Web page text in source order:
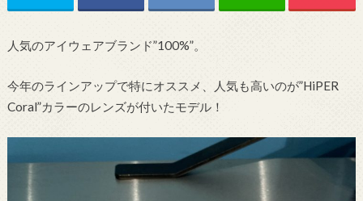
人気のアイウェアブランド”100%”。
今年のラインアップで特にオススメ、人気も高いのが”HiPER
Coral”カラーのレンズが付いたモデル！